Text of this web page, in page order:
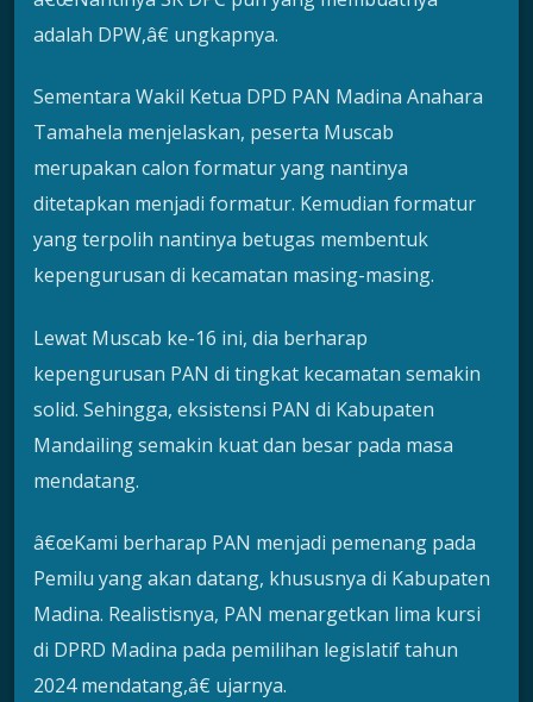
adalah DPW,â€ ungkapnya.
Sementara Wakil Ketua DPD PAN Madina Anahara
Tamahela menjelaskan, peserta Muscab
merupakan calon formatur yang nantinya
ditetapkan menjadi formatur. Kemudian formatur
yang terpolih nantinya betugas membentuk
kepengurusan di kecamatan masing-masing.
Lewat Muscab ke-16 ini, dia berharap
kepengurusan PAN di tingkat kecamatan semakin
solid. Sehingga, eksistensi PAN di Kabupaten
Mandailing semakin kuat dan besar pada masa
mendatang.
â€œKami berharap PAN menjadi pemenang pada
Pemilu yang akan datang, khususnya di Kabupaten
Madina. Realistisnya, PAN menargetkan lima kursi
di DPRD Madina pada pemilihan legislatif tahun
2024 mendatang,â€ ujarnya.